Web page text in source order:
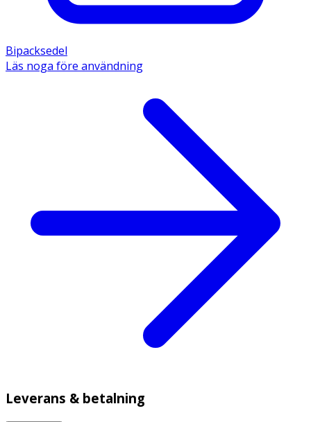
Bipacksedel
Läs noga före användning
Leverans & betalning